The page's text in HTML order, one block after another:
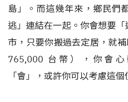
島」。而這幾年來，鄉民們
逃」連結在一起。你會想要
市，只要你搬過去定居，就
765,000 台幣），你會
「會」，或許你可以考慮這